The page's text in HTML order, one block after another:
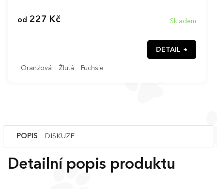
Skladem
od 227 Kč
DETAIL
Oranžová Žlutá Fuchsie
POPIS DISKUZE
Detailní popis produktu